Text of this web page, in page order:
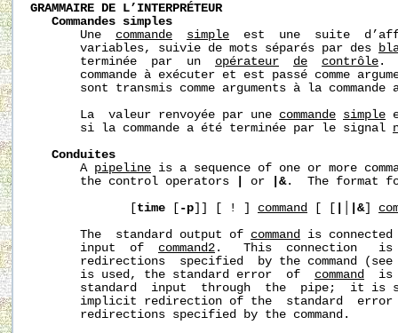
GRAMMAIRE DE L’INTERPRÉTEUR
Commandes simples
       Une
commande simple
est  une  suite
       variables, suivie de mots séparés par des
       terminée  par  un
opérateur de contrôle .
commande à exécuter et est passé comme
sont transmis comme arguments à la commande
       La  valeur renvoyée par une
commande simple
       si la commande a été terminée par le signal
Conduites
       A
pipeline is a sequence of one or more
       the control operators
or |&.  The format
time -p ]] [ ! ] command |&]
       The  standard output of
command
is
       input  of
command2 .   This  connection   is
redirections  specified  by the command
       is used, the standard error  of
command
standard  input  through  the  pipe;  it is
implicit redirection of the  standard
       redirections specified by the command.